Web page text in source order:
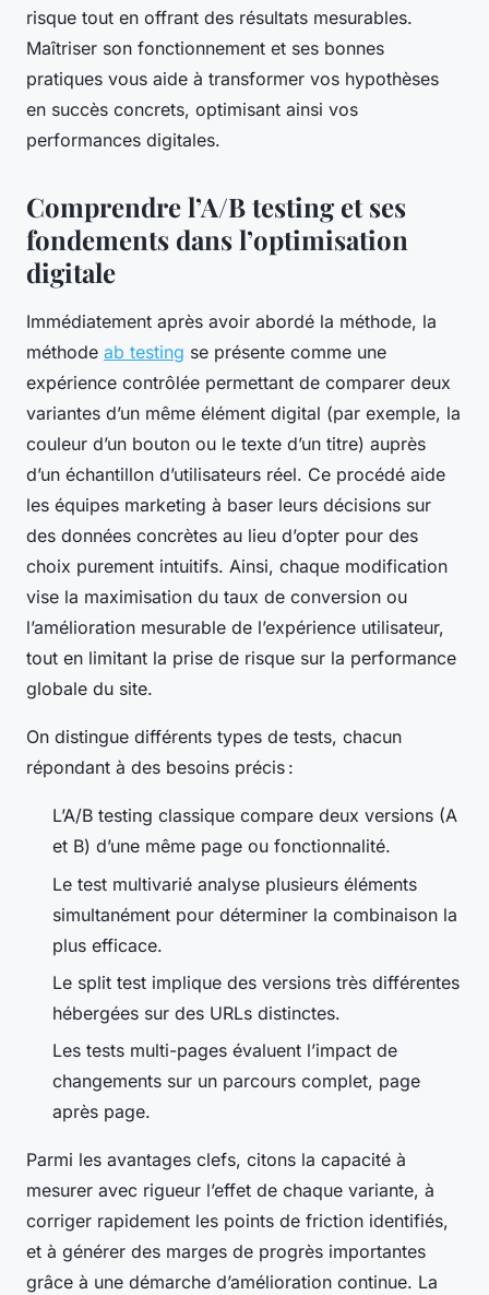
risque tout en offrant des résultats mesurables.
Maîtriser son fonctionnement et ses bonnes
pratiques vous aide à transformer vos hypothèses
en succès concrets, optimisant ainsi vos
performances digitales.
Comprendre l’A/B testing et ses
fondements dans l’optimisation
digitale
Immédiatement après avoir abordé la méthode, la
méthode ab testing se présente comme une
expérience contrôlée permettant de comparer deux
variantes d’un même élément digital (par exemple, la
couleur d’un bouton ou le texte d’un titre) auprès
d’un échantillon d’utilisateurs réel. Ce procédé aide
les équipes marketing à baser leurs décisions sur
des données concrètes au lieu d’opter pour des
choix purement intuitifs. Ainsi, chaque modification
vise la maximisation du taux de conversion ou
l’amélioration mesurable de l’expérience utilisateur,
tout en limitant la prise de risque sur la performance
globale du site.
On distingue différents types de tests, chacun
répondant à des besoins précis :
L’A/B testing classique compare deux versions (A
et B) d’une même page ou fonctionnalité.
Le test multivarié analyse plusieurs éléments
simultanément pour déterminer la combinaison la
plus efficace.
Le split test implique des versions très différentes
hébergées sur des URLs distinctes.
Les tests multi-pages évaluent l’impact de
changements sur un parcours complet, page
après page.
Parmi les avantages clefs, citons la capacité à
mesurer avec rigueur l’effet de chaque variante, à
corriger rapidement les points de friction identifiés,
et à générer des marges de progrès importantes
grâce à une démarche d’amélioration continue. La